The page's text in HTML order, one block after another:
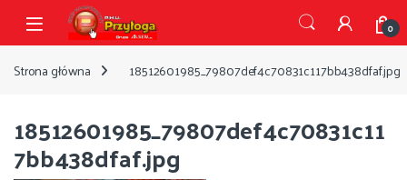
Przejdź do nawigacji
Przejdź do treści
Open 0
Strona główna 18512601985_79807def4c70831c117bb438dfaf.jpg
18512601985_79807def4c70831c11
7bb438dfaf.jpg